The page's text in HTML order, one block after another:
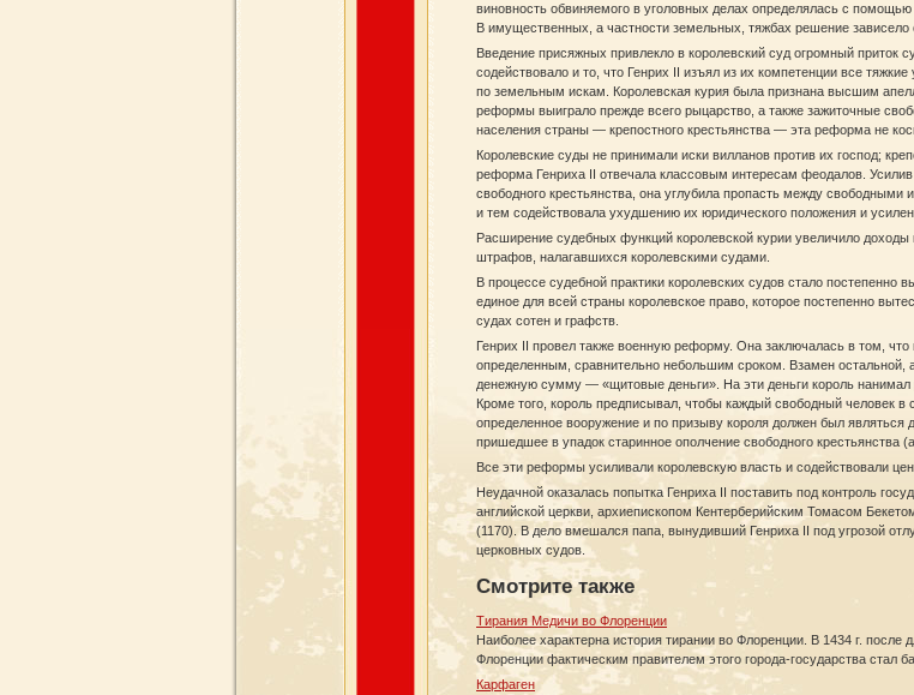
виновность обвиняемого в уголовных делах определялась с
В имущественных, а частности земельных, тяжбах решение зависело
Введение присяжных привлекло в королевский суд огромный приток
содействовало и то, что Генрих II изъял из их компетенции все
по земельным искам. Королевская курия была признана высшим
реформы выиграло прежде всего рыцарство, а также зажиточные
населения страны — крепостного крестьянства — эта реформа не
Королевские суды не принимали иски вилланов против их господ;
реформа Генриха II отвечала классовым интересам феодалов.
свободного крестьянства, она углубила пропасть между
и тем содействовала ухудшению их юридического положения и
Расширение судебных функций королевской курии увеличило
штрафов, налагавшихся королевскими судами.
В процессе судебной практики королевских судов стало
единое для всей страны королевское право, которое постепенно
судах сотен и графств.
Генрих II провел также военную реформу. Она заключалась в том,
определенным, сравнительно небольшим сроком. Взамен
денежную сумму — «щитовые деньги». На эти деньги король
Кроме того, король предписывал, чтобы каждый свободный человек
определенное вооружение и по призыву короля должен был
пришедшее в упадок старинное ополчение свободного крестьянства
Все эти реформы усиливали королевскую власть и содействовали
Неудачной оказалась попытка Генриха II поставить под контроль
английской церкви, архиепископом Кентерберийским Томасом
(1170). В дело вмешался папа, вынудивший Генриха II под угрозой
церковных судов.
Смотрите также
Тирания Медичи во Флоренции
Наиболее характерна история тирании во Флоренции. В 1434 г.
Флоренции фактическим правителем этого города-государства стал
Карфаген